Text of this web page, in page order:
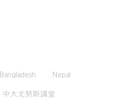
Bangladesh Nepal
中大尤努斯講堂